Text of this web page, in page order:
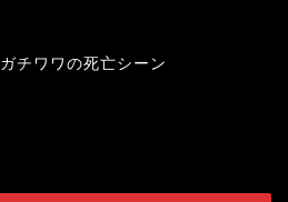
ガチワワの死亡シーン